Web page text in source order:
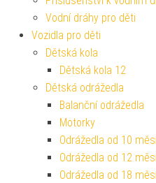
Vodní dráhy pro děti
Vozidla pro děti
Dětská kola
Dětská kola 12
Dětská odrážedla
Balanční odrážedla
Motorky
Odrážedla od 10
Odrážedla od 12
Odrážedla od 18